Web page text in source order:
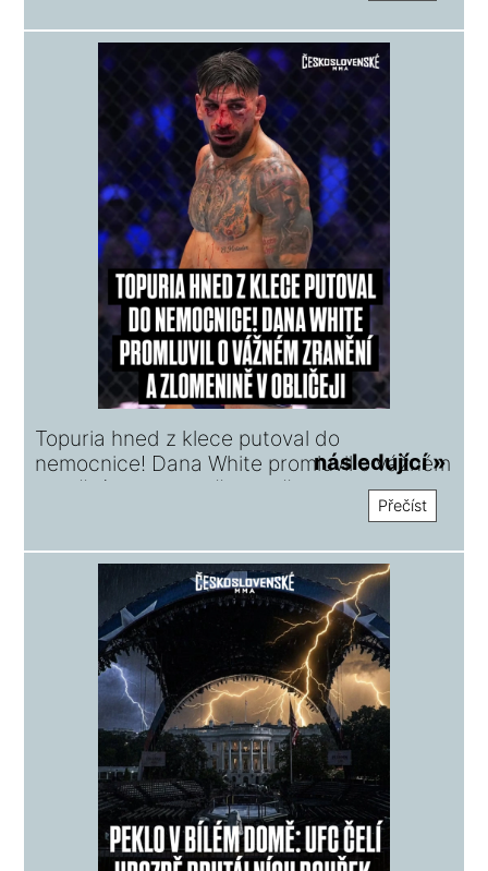
Topuria hned z klece putoval do
nemocnice! Dana White promluvil o vážném
zranění a zlomenině v obličeji
Přečíst
následující »